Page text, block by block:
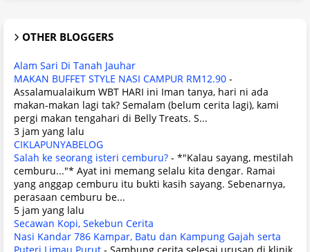
OTHER BLOGGERS
Alam Sari Di Tanah Jauhar
MAKAN BUFFET STYLE NASI CAMPUR RM12.90 -
Assalamualaikum WBT HARI ini Iman tanya, hari ni ada
makan-makan lagi tak? Semalam (belum cerita lagi), kami
pergi makan tengahari di Belly Treats. S...
3 jam yang lalu
CIKLAPUNYABELOG
Salah ke seorang isteri cemburu? - *"Kalau sayang, mestilah
cemburu..."* Ayat ini memang selalu kita dengar. Ramai
yang anggap cemburu itu bukti kasih sayang. Sebenarnya,
perasaan cemburu be...
5 jam yang lalu
Secawan Kopi, Sekebun Cerita
Nasi Kandar 786 Kampar, Batu dan Kampung Gajah serta